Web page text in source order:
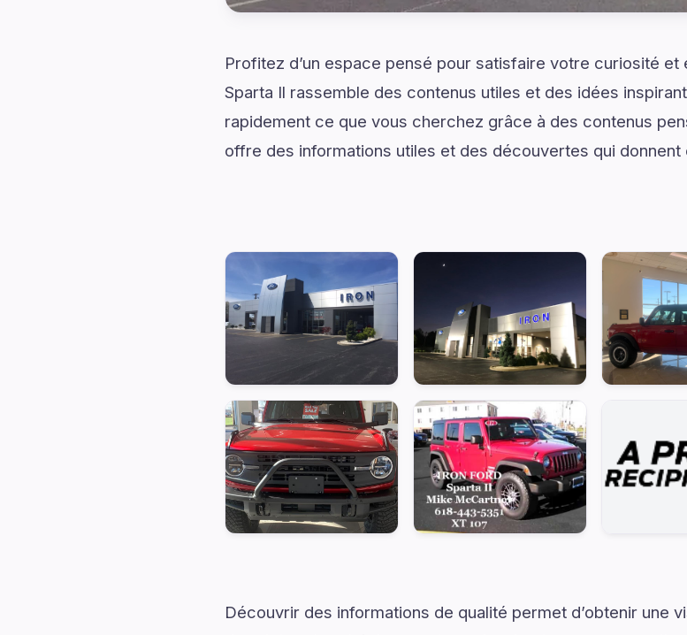
Profitez d’un espace pensé pour satisfaire votre curiosité
Sparta Il rassemble des contenus utiles et des idées
rapidement ce que vous cherchez grâce à des contenus
offre des informations utiles et des découvertes qui donnent
Découvrir des informations de qualité permet d’obtenir une